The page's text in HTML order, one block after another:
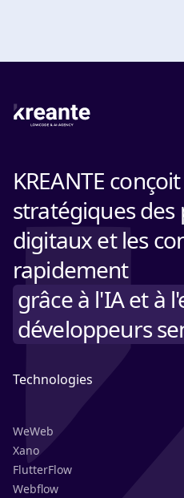
KREANTE
stratégiques des
digitaux et les
rapidement
grâce à l'IA et à
développeurs
Technologies
WeWeb
Xano
FlutterFlow
Webflow